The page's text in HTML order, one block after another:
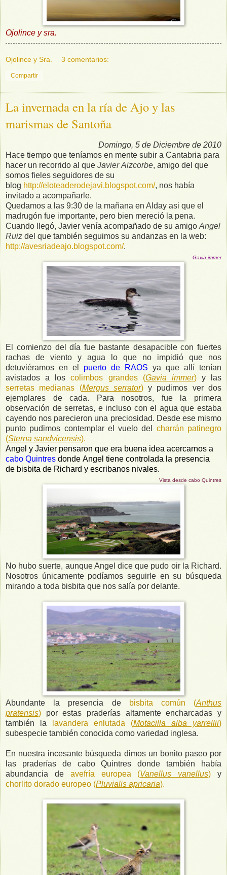
Ojolince y sra.
Ojolince y Sra. 3 comentarios:
Compartir
La invernada en la ría de Ajo y las
marismas de Santoña
Domingo, 5 de Diciembre de 2010
Hace tiempo que teníamos en mente subir a Cantabria para
hacer un recorrido al que Javier Aizcorbe, amigo del que
somos fieles seguidores de su
blog http://eloteaderodejavi.blogspot.com/, nos había
invitado a acompañarle.
Quedamos a las 9:30 de la mañana en Alday asi que el
madrugón fue importante, pero bien mereció la pena.
Cuando llegó, Javier venía acompañado de su amigo Angel
Ruiz del que también seguimos su andanzas en la web:
http://avesriadeajo.blogspot.com/.
Gavia immer
El comienzo del día fue bastante desapacible con fuertes
rachas de viento y agua lo que no impidió que nos
detuviéramos en el puerto de RAOS ya que allí tenían
avistados a loscolimbos grandes (Gavia immer)y las
serretas medianas (Mergus serrator)y pudimos ver dos
ejemplares de cada. Para nosotros, fue la primera
observación de serretas, e incluso con el agua que estaba
cayendo nos parecieron una preciosidad. Desde ese mismo
punto pudimos contemplar el vuelo del charrán patinegro
(Sterna sandvicensis).
Angel y Javier pensaron que era buena idea acercarnos a
cabo Quintres donde Angel tiene controlada la presencia
de bisbita de Richard y escribanos nivales.
Vista desde cabo Quintres
No hubo suerte, aunque Angel dice que pudo oir la Richard.
Nosotros únicamente podíamos seguirle en su búsqueda
mirando a toda bisbita que nos salía por delante.
Abundante la presencia de bisbita común (Anthus
pratensis) por estas praderías altamente encharcadas y
también la
lavandera enlutada (Motacilla alba yarrellii)
subespecie también conocida como variedad inglesa.
En nuestra incesante búsqueda dimos un bonito paseo por
las praderías de cabo Quintres donde también había
abundancia de avefría europea (Vanellus vanellus) y
chorlito dorado europeo (Pluvialis apricaria).